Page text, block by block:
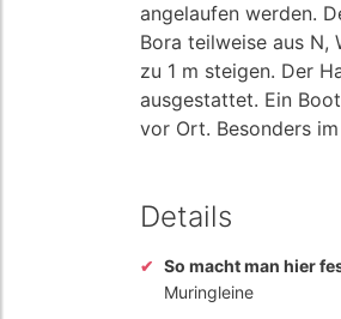
angelaufen werden.
Bora teilweise aus N,
zu 1 m steigen. Der
ausgestattet. Ein
vor Ort. Besonders
Details
So macht man hier
Muringleine